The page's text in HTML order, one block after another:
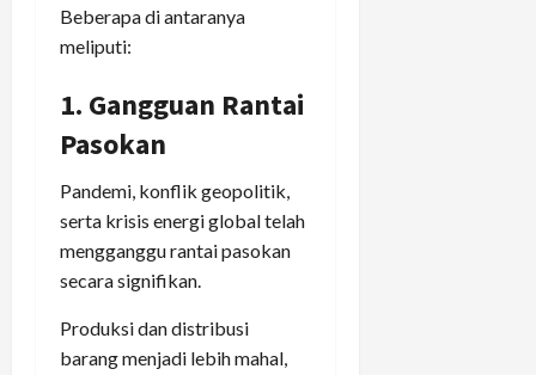
Beberapa di antaranya
meliputi:
1. Gangguan Rantai
Pasokan
Pandemi, konflik geopolitik,
serta krisis energi global telah
mengganggu rantai pasokan
secara signifikan.
Produksi dan distribusi
barang menjadi lebih mahal,